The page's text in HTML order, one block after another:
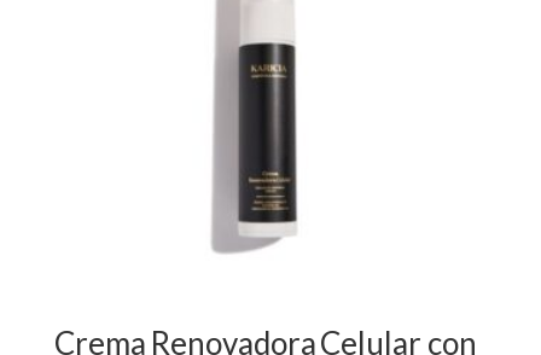
Crema Renovadora Celular con